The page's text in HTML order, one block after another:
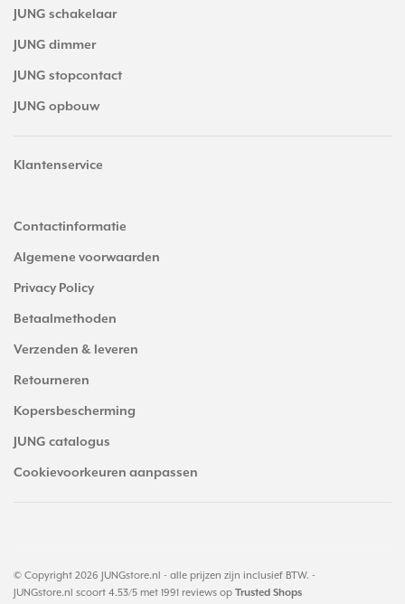
JUNG schakelaar
JUNG dimmer
JUNG stopcontact
JUNG opbouw
Klantenservice
Contactinformatie
Algemene voorwaarden
Privacy Policy
Betaalmethoden
Verzenden & leveren
Retourneren
Kopersbescherming
JUNG catalogus
Cookievoorkeuren aanpassen
© Copyright 2026 JUNGstore.nl - alle prijzen zijn inclusief BTW. -
JUNGstore.nl scoort 4.53/5 met 1991 reviews op Trusted Shops